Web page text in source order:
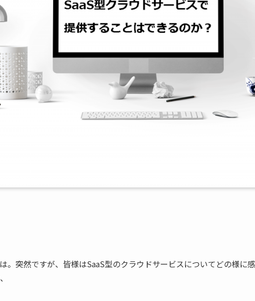
。突然ですが、皆様はSaaS型のクラウドサービスについてどの様に